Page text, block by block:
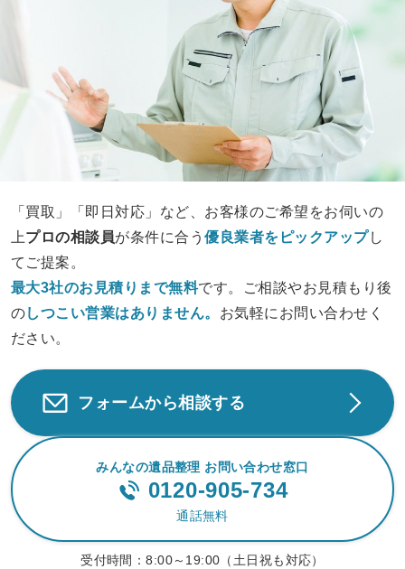
「買取」「即日対応」など、お客様のご希望をお伺いの
上プロの相談員が条件に合う優良業者をピックアップし
てご提案。
最大3社のお見積りまで無料です。ご相談やお見積もり後
のしつこい営業はありません。 お気軽にお問い合わせく
ださい。
フォームから相談する
みんなの遺品整理 お問い合わせ窓口
0120-905-734
通話無料
受付時間：8:00～19:00（土日祝も対応）